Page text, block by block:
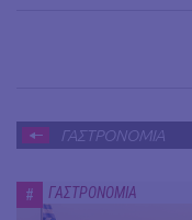
ΓΑΣΤΡΟΝΟΜΙΑ
# ΓΑΣΤΡΟΝΟΜΙΑ